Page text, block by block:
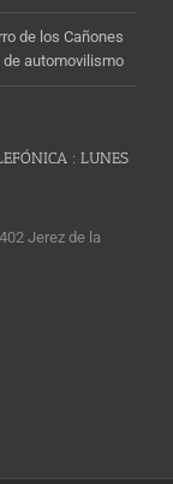
de los Cañones
de automovilismo
: LUNES
Jerez de la